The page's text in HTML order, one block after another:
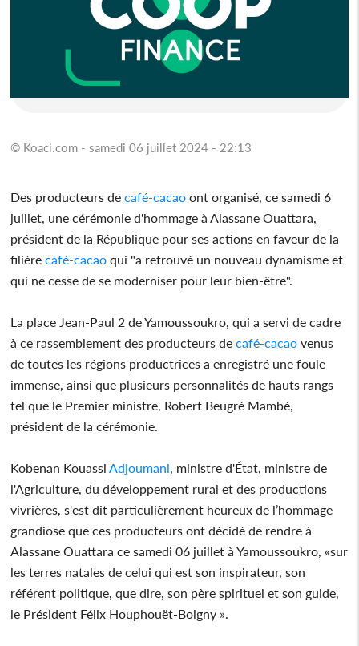
© Koaci.com - samedi 06 juillet 2024 - 22:13
Des producteurs de café-cacao ont organisé, ce samedi 6
juillet, une cérémonie d'hommage à Alassane Ouattara,
président de la République pour ses actions en faveur de la
filière café-cacao qui "a retrouvé un nouveau dynamisme et
qui ne cesse de se moderniser pour leur bien-être".
La place Jean-Paul 2 de Yamoussoukro, qui a servi de cadre
à ce rassemblement des producteurs de café-cacao venus
de toutes les régions productrices a enregistré une foule
immense, ainsi que plusieurs personnalités de hauts rangs
tel que le Premier ministre, Robert Beugré Mambé,
président de la cérémonie.
Kobenan Kouassi Adjoumani , ministre d'État, ministre de
l'Agriculture, du développement rural et des productions
vivrières, s'est dit particulièrement heureux de l’hommage
grandiose que ces producteurs ont décidé de rendre à
Alassane Ouattara ce samedi 06 juillet à Yamoussoukro, «sur
les terres natales de celui qui est son inspirateur, son
référent politique, que dire, son père spirituel et son guide,
le Président Félix Houphouët-Boigny ».